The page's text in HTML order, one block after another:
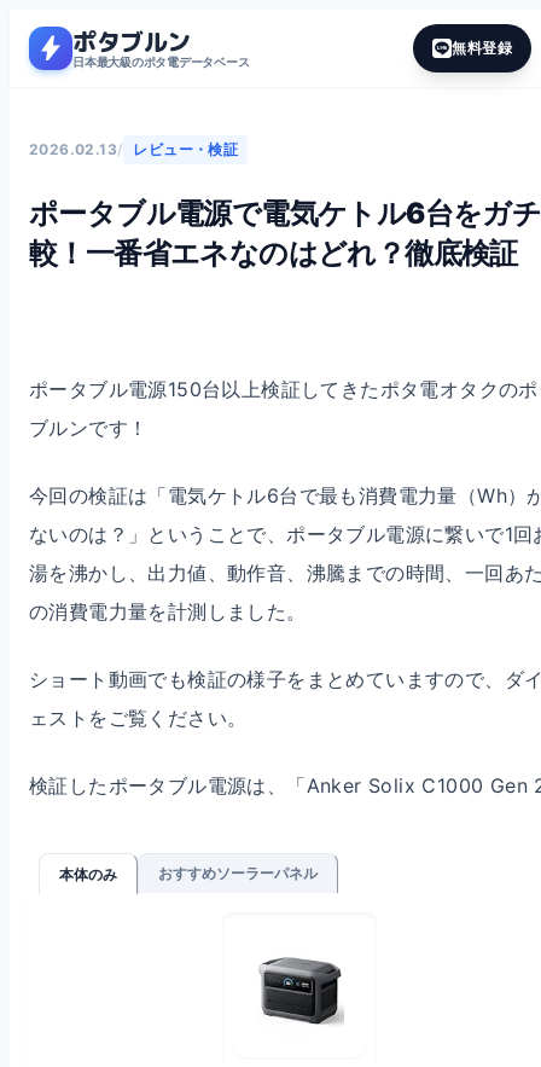
bolt ポタブルン
日本最大級のポタ電データベース
無料登録
2026.02.13/ レビュー・検証
ポータブル電源で電気ケトル6台をガ
較！一番省エネなのはどれ？徹底検証
ポータブル電源150台以上検証してきたポタ電オタクの
ブルンです！
今回の検証は「電気ケトル6台で最も消費電力量（Wh）
ないのは？」ということで、ポータブル電源に繋いで1回
湯を沸かし、出力値、動作音、沸騰までの時間、一回あ
の消費電力量を計測しました。
ショート動画でも検証の様子をまとめていますので、ダ
ェストをご覧ください。
検証したポータブル電源は、「Anker Solix C1000 Gen
本体のみ おすすめソーラーパネル